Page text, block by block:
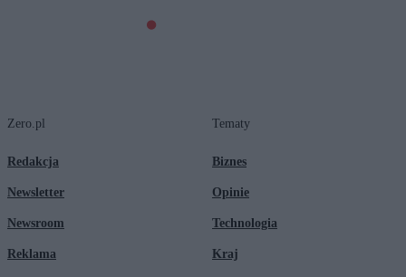
Zero.pl
Redakcja
Newsletter
Newsroom
Reklama
Tematy
Biznes
Opinie
Technologia
Kraj